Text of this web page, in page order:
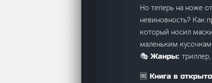
Но теперь на ноже
невиновность? Как
который носил
маленьким
🎭 Жанры:
🆓 Книга в